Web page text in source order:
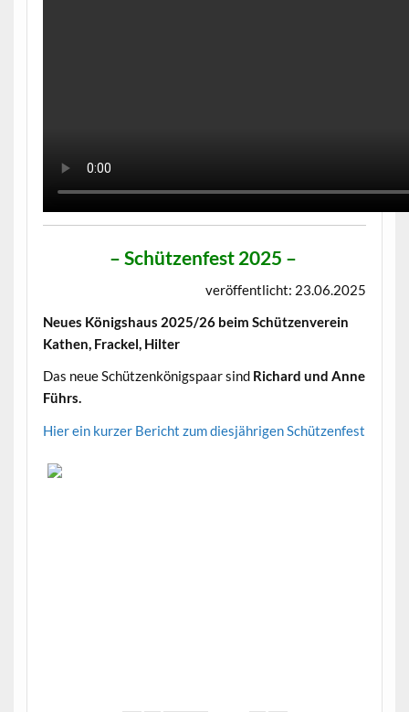
– Schützenfest 2025 –
veröffentlicht: 23.06.2025
Neues Königshaus 2025/26 beim Schützenverein
Kathen, Frackel, Hilter
Das neue Schützenkönigspaar sind Richard und Anne
Führs.
Hier ein kurzer Bericht zum diesjährigen Schützenfest